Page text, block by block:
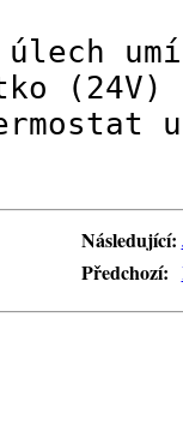
(24V)
Následující:
Předchozí: